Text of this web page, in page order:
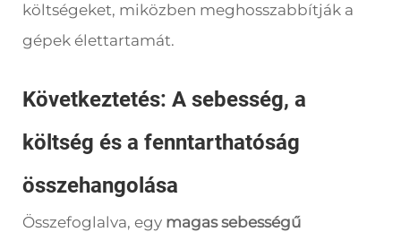
költségeket, miközben meghosszabbítják a
gépek élettartamát.
Következtetés: A sebesség, a
költség és a fenntarthatóság
összehangolása
Összefoglalva, egy magas sebességű